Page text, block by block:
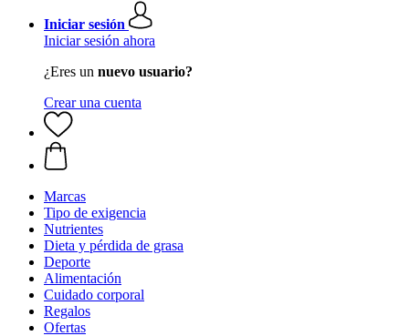
Iniciar sesión
Iniciar sesión ahora
¿Eres un nuevo usuario?
Crear una cuenta
Marcas
Tipo de exigencia
Nutrientes
Dieta y pérdida de grasa
Deporte
Alimentación
Cuidado corporal
Regalos
Ofertas